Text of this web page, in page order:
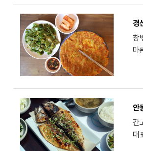
경
창
마
안
간
대